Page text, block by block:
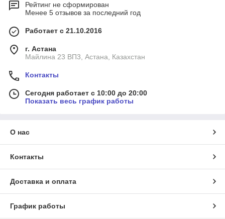
Рейтинг не сформирован
Менее 5 отзывов за последний год
Работает с 21.10.2016
г. Астана
Майлина 23 ВП3, Астана, Казахстан
Контакты
Сегодня работает с 10:00 до 20:00
Показать весь график работы
О нас
Контакты
Доставка и оплата
График работы